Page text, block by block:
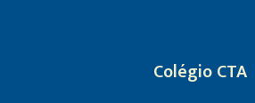
Colégio CTA